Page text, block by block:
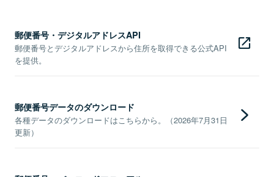
郵便番号・デジタルアドレスAPI
郵便番号とデジタルアドレスから住所を取得できる公式API
を提供。
郵便番号データのダウンロード
各種データのダウンロードはこちらから。（2026年7月31日
更新）